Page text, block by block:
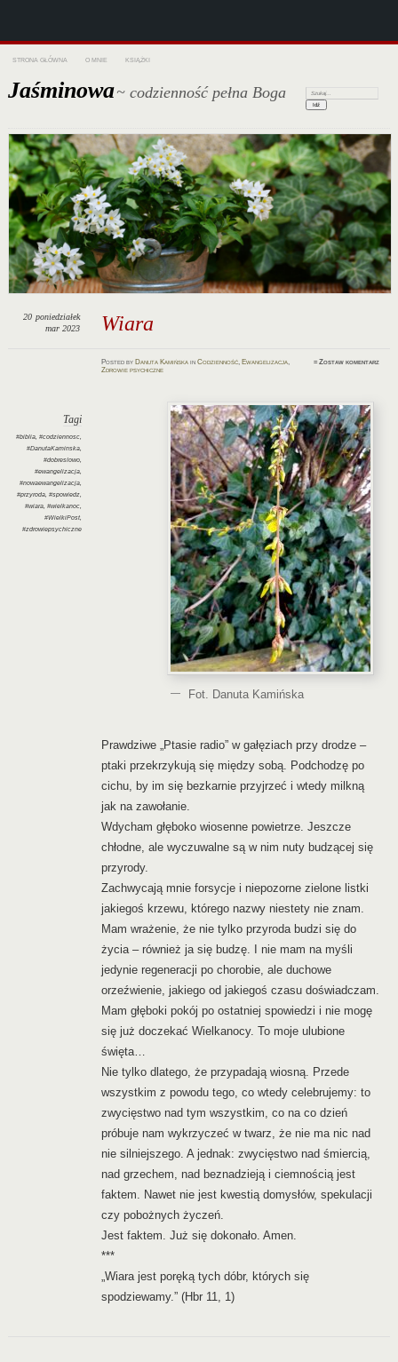
STRONA GŁÓWNA O MNIE KSIĄŻKI
Jaśminowa~ codzienność pełna Boga Szukaj:
Wiara
20 poniedziałek
mar 2023
Postedby Danuta Kamińska inCodzienność Ewangelizacja
Zdrowie psychiczne
≈Zostaw komentarz
Tagi
#biblia, #codziennosc,
#DanutaKaminska,
#dobreslowo,
#ewangelizacja,
#nowaewangelizacja,
#przyroda, #spowiedz,
#wiara, #wielkanoc,
#WielkiPost,
#zdrowiepsychiczne
Fot. Danuta Kamińska
Prawdziwe „Ptasie radio” w gałęziach przy drodze –
ptaki przekrzykują się między sobą. Podchodzę po
cichu, by im się bezkarnie przyjrzeć i wtedy milkną
jak na zawołanie.
Wdycham głęboko wiosenne powietrze. Jeszcze
chłodne, ale wyczuwalne są w nim nuty budzącej się
przyrody.
Zachwycają mnie forsycje i niepozorne zielone listki
jakiegoś krzewu, którego nazwy niestety nie znam.
Mam wrażenie, że nie tylko przyroda budzi się do
życia – również ja się budzę. I nie mam na myśli
jedynie regeneracji po chorobie, ale duchowe
orzeźwienie, jakiego od jakiegoś czasu doświadczam.
Mam głęboki pokój po ostatniej spowiedzi i nie mogę
się już doczekać Wielkanocy. To moje ulubione
święta…
Nie tylko dlatego, że przypadają wiosną. Przede
wszystkim z powodu tego, co wtedy celebrujemy: to
zwycięstwo nad tym wszystkim, co na co dzień
próbuje nam wykrzyczeć w twarz, że nie ma nic nad
nie silniejszego. A jednak: zwycięstwo nad śmiercią,
nad grzechem, nad beznadzieją i ciemnością jest
faktem. Nawet nie jest kwestią domysłów, spekulacji
czy pobożnych życzeń.
Jest faktem. Już się dokonało. Amen.
***
„Wiara jest poręką tych dóbr, których się
spodziewamy.” (Hbr 11, 1)